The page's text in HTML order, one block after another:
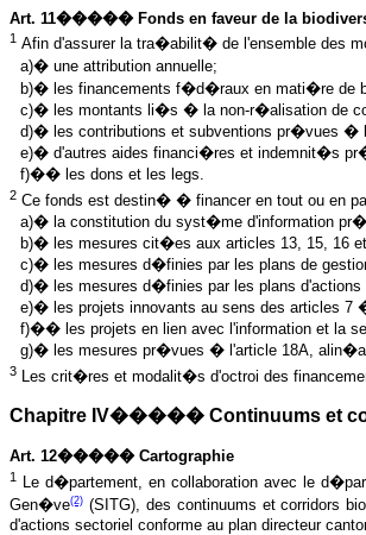
Art. 11����� Fonds en faveur de la
1 Afin d'assurer la tra�abilit� de l'ensemble des
a)� une attribution annuelle;
b)� les financements f�d�raux en mati�re de
c)� les montants li�s � la non-r�alisation de
d)� les contributions et subventions pr�vues �
e)� d'autres aides financi�res et indemnit�s
f)�� les dons et les legs.
2 Ce fonds est destin� � financer en tout ou en
a)� la constitution du syst�me d'information
b)� les mesures cit�es aux articles 13, 15, 16
c)� les mesures d�finies par les plans de
d)� les mesures d�finies par les plans
e)� les projets innovants au sens des articles 7
f)�� les projets en lien avec l'information et la
g)� les mesures pr�vues � l'article 18A,
3 Les crit�res et modalit�s d'octroi des
Chapitre IV����� Continuums et
Art. 12����� Cartographie
1
Le d�partement, en collaboration avec le
Gen�ve(2) (SITG), des continuums et corridors
d'actions sectoriel conforme au plan directeur